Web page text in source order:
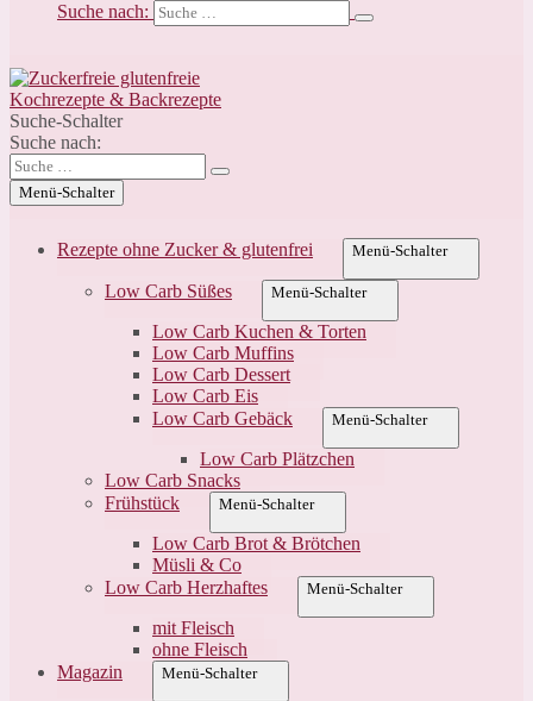
Suche nach:
Suche-Schalter
Suche nach:
Menü-Schalter
Rezepte ohne Zucker & glutenfrei Menü-Schalter
Low Carb Süßes Menü-Schalter
Low Carb Kuchen & Torten
Low Carb Muffins
Low Carb Dessert
Low Carb Eis
Low Carb Gebäck
Menü-Schalter
Low Carb Plätzchen
Low Carb Snacks
Frühstück
Menü-Schalter
Low Carb Brot & Brötchen
Müsli & Co
Low Carb Herzhaftes
Menü-Schalter
mit Fleisch
ohne Fleisch
Magazin
Menü-Schalter